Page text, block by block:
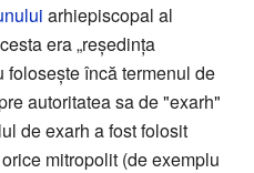
arhiepiscopal al
era „reședința
folosește încă termenul de
autoritatea sa de "exarh"
de exarh a fost folosit
mitropolit (de exemplu